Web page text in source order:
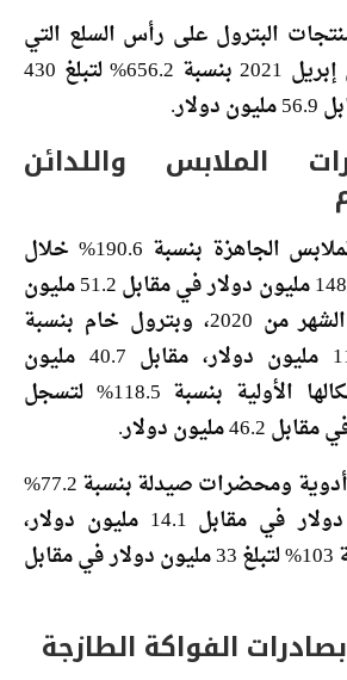
البترول على رأس السلع التي
شهدت زيادة خلال إبريل 2021 بنسبة 656.2% لتبلغ 430
الملابس واللدائن
وقفزت صادرات الملابس الجاهزة بنسبة 190.6% خلال
إبريل 2021، لتبلغ 148.7 مليون دولار في مقابل 51.2 مليون
دولار خلال نفس الشهر من 2020، وبترول خام بنسبة
188.3% لتبلغ 117.3 مليون دولار، مقابل 40.7 مليون
دولار، ولدائن بأشكالها الأولية بنسبة 118.5% لتسجل
وارتفعت صادرات أدوية ومحضرات صيدلة بنسبة 77.2%
لتسجل 25 مليون دولار في مقابل 14.1 مليون دولار،
وسجاد وكليم بنسبة 103% لتبلغ 33 مليون دولار في مقابل